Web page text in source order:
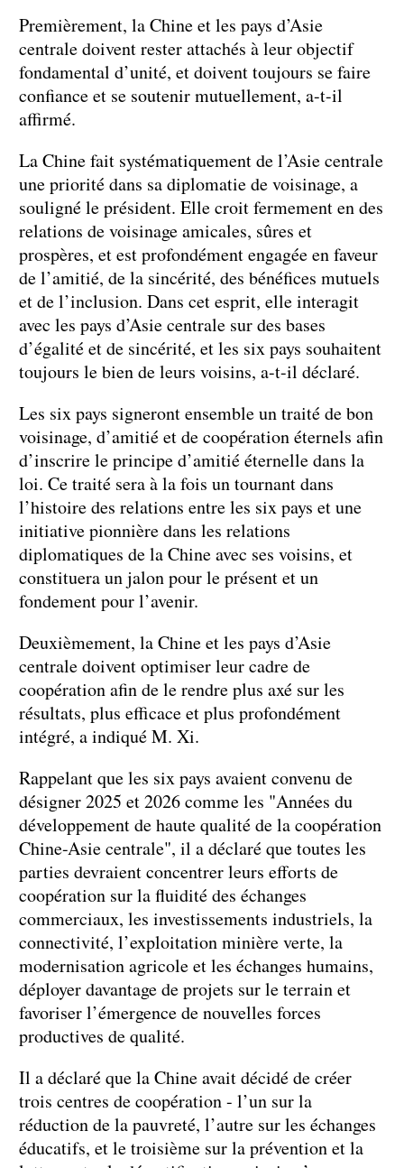
Premièrement, la Chine et les pays d’Asie
centrale doivent rester attachés à leur objectif
fondamental d’unité, et doivent toujours se faire
confiance et se soutenir mutuellement, a-t-il
affirmé.
La Chine fait systématiquement de l’Asie centrale
une priorité dans sa diplomatie de voisinage, a
souligné le président. Elle croit fermement en des
relations de voisinage amicales, sûres et
prospères, et est profondément engagée en faveur
de l’amitié, de la sincérité, des bénéfices mutuels
et de l’inclusion. Dans cet esprit, elle interagit
avec les pays d’Asie centrale sur des bases
d’égalité et de sincérité, et les six pays souhaitent
toujours le bien de leurs voisins, a-t-il déclaré.
Les six pays signeront ensemble un traité de bon
voisinage, d’amitié et de coopération éternels afin
d’inscrire le principe d’amitié éternelle dans la
loi. Ce traité sera à la fois un tournant dans
l’histoire des relations entre les six pays et une
initiative pionnière dans les relations
diplomatiques de la Chine avec ses voisins, et
constituera un jalon pour le présent et un
fondement pour l’avenir.
Deuxièmement, la Chine et les pays d’Asie
centrale doivent optimiser leur cadre de
coopération afin de le rendre plus axé sur les
résultats, plus efficace et plus profondément
intégré, a indiqué M. Xi.
Rappelant que les six pays avaient convenu de
désigner 2025 et 2026 comme les "Années du
développement de haute qualité de la coopération
Chine-Asie centrale", il a déclaré que toutes les
parties devraient concentrer leurs efforts de
coopération sur la fluidité des échanges
commerciaux, les investissements industriels, la
connectivité, l’exploitation minière verte, la
modernisation agricole et les échanges humains,
déployer davantage de projets sur le terrain et
favoriser l’émergence de nouvelles forces
productives de qualité.
Il a déclaré que la Chine avait décidé de créer
trois centres de coopération - l’un sur la
réduction de la pauvreté, l’autre sur les échanges
éducatifs, et le troisième sur la prévention et la